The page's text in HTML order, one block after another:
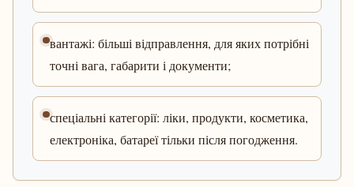
вантажі: більші відправлення, для яких потрібні
точні вага, габарити і документи;
спеціальні категорії: ліки, продукти, косметика,
електроніка, батареї тільки після погодження.